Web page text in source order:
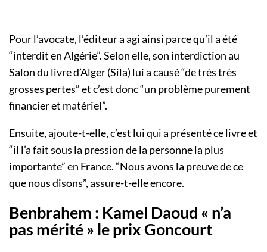
Pour l’avocate, l’éditeur a agi ainsi parce qu’il a été
“interdit en Algérie”. Selon elle, son interdiction au
Salon du livre d’Alger (Sila) lui a causé “de très très
grosses pertes” et c’est donc “un problème purement
financier et matériel”.
Ensuite, ajoute-t-elle, c’est lui qui a présenté ce livre et
“il l’a fait sous la pression de la personne la plus
importante” en France. “Nous avons la preuve de ce
que nous disons”, assure-t-elle encore.
Benbrahem : Kamel Daoud « n’a
pas mérité » le prix Goncourt